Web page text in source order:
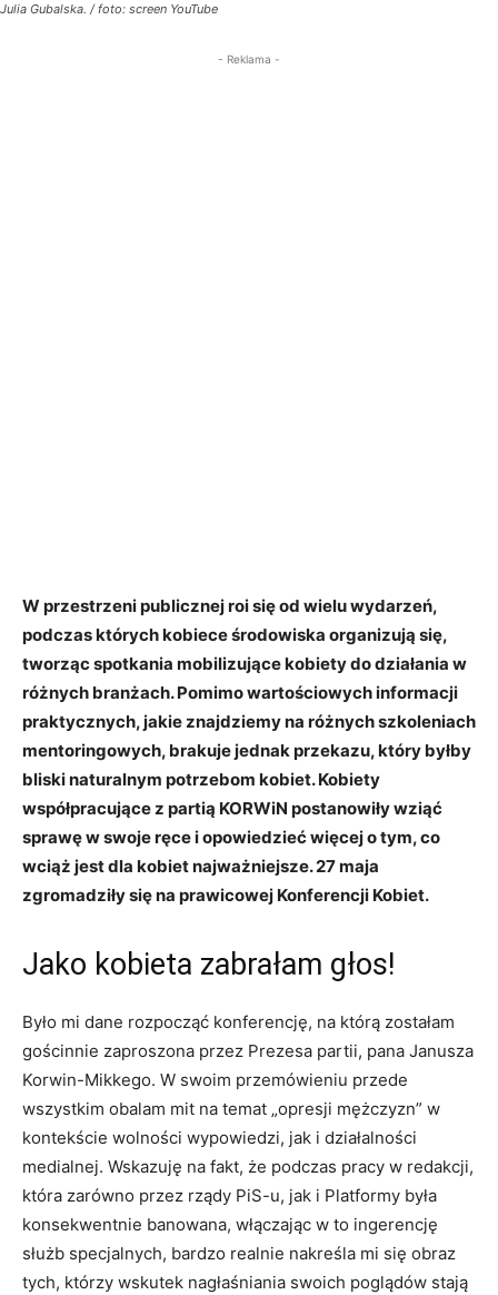
Julia Gubalska. / foto: screen YouTube
- Reklama -
W przestrzeni publicznej roi się od wielu wydarzeń,
podczas których kobiece środowiska organizują się,
tworząc spotkania mobilizujące kobiety do działania w
różnych branżach. Pomimo wartościowych informacji
praktycznych, jakie znajdziemy na różnych szkoleniach
mentoringowych, brakuje jednak przekazu, który byłby
bliski naturalnym potrzebom kobiet. Kobiety
współpracujące z partią KORWiN postanowiły wziąć
sprawę w swoje ręce i opowiedzieć więcej o tym, co
wciąż jest dla kobiet najważniejsze. 27 maja
zgromadziły się na prawicowej Konferencji Kobiet.
Jako kobieta zabrałam głos!
Było mi dane rozpocząć konferencję, na którą zostałam
gościnnie zaproszona przez Prezesa partii, pana Janusza
Korwin-Mikkego. W swoim przemówieniu przede
wszystkim obalam mit na temat „opresji mężczyzn” w
kontekście wolności wypowiedzi, jak i działalności
medialnej. Wskazuję na fakt, że podczas pracy w redakcji,
która zarówno przez rządy PiS-u, jak i Platformy była
konsekwentnie banowana, włączając w to ingerencję
służb specjalnych, bardzo realnie nakreśla mi się obraz
tych, którzy wskutek nagłaśniania swoich poglądów stają